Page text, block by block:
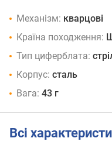
Механізм: кварцові
Країна походження:
Тип циферблата:
Корпус: сталь
Вага: 43 г
Всі